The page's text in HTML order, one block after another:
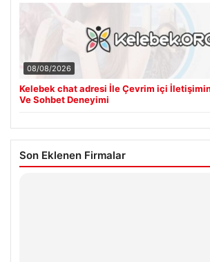
08/08/2026
Kelebek chat adresi İle Çevrim içi
Ve Sohbet Deneyimi
Son Eklenen Firmalar